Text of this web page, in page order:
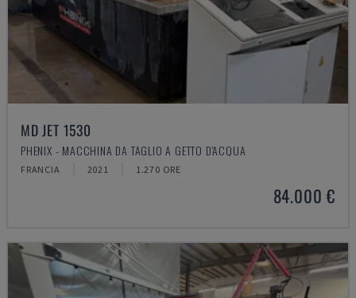
MD JET 1530
PHENIX - MACCHINA DA TAGLIO A GETTO D'ACQUA
FRANCIA 2021 1.270 ORE
84.000 €